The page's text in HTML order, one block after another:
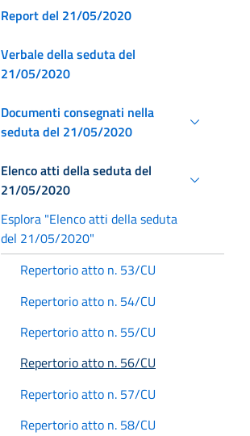
Report del 21/05/2020
Verbale della seduta del
21/05/2020
Documenti consegnati nella
seduta del 21/05/2020
Elenco atti della seduta del
21/05/2020
Esplora "Elenco atti della seduta
del 21/05/2020"
Repertorio atto n. 53/CU
Repertorio atto n. 54/CU
Repertorio atto n. 55/CU
Repertorio atto n. 56/CU
Repertorio atto n. 57/CU
Repertorio atto n. 58/CU